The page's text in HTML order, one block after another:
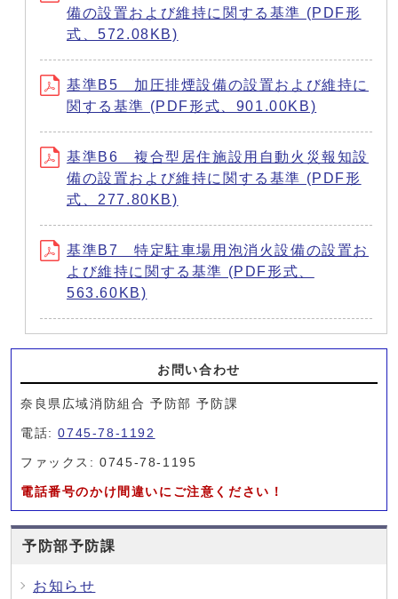
備の設置および維持に関する基準 (PDF形
式、572.08KB)
基準B5 加圧排煙設備の設置および維持に
関する基準 (PDF形式、901.00KB)
基準B6 複合型居住施設用自動火災報知設
備の設置および維持に関する基準 (PDF形
式、277.80KB)
基準B7 特定駐車場用泡消火設備の設置お
よび維持に関する基準 (PDF形式、
563.60KB)
お問い合わせ
奈良県広域消防組合 予防部 予防課
電話:0745-78-1192
ファックス: 0745-78-1195
電話番号のかけ間違いにご注意ください！
予防部予防課
お知らせ